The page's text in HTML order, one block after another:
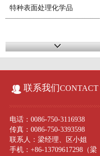
特种表面处理化学品
联系我们CONTACT
电话：0086-750-3116938
传真：0086-750-3393598
联系人：梁经理、区小姐
手机：+86-13709617298（梁